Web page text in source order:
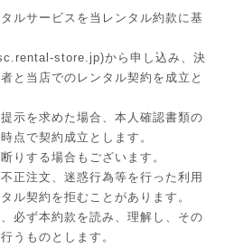
ルサービスを当レンタル約款に基
store.jp)から申し込み、決
と当店でのレンタル契約を成立と
示を求めた場合、本人確認書類の
点で契約成立とします。
りする場合もございます。
正注文、迷惑行為等を行った利用
ル契約を拒むことがあります。
必ず本約款を読み、理解し、その
うものとします。